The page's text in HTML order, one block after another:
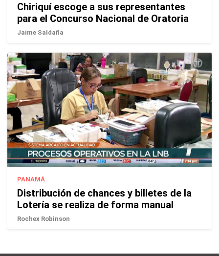
Chiriquí escoge a sus representantes
para el Concurso Nacional de Oratoria
Jaime Saldaña
PANAMÁ
Distribución de chances y billetes de la
Lotería se realiza de forma manual
Rochex Robinson